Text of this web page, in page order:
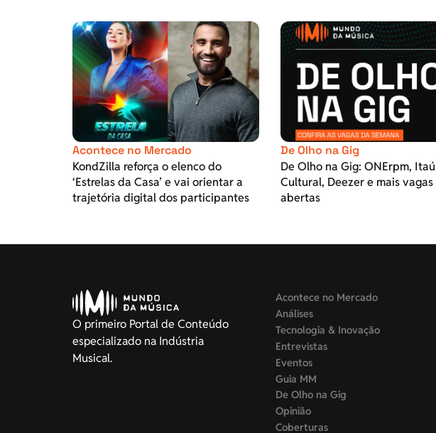
Acontece no Mercado
KondZilla reforça o elenco do
‘Estrelas da Casa’ e vai orientar a
trajetória digital dos participantes
De Olho na Gig
De Olho na Gig: ONErpm, Itaú
Cultural, Deezer e mais vagas
abertas
O primeiro Portal de Conteúdo
especializado na Indústria
Musical.
Acontece no Mercado
Análises
Tecnologia & Inovação
Entrevistas
Eventos
Guia MM
De Olho na Gig
Opinião
Coberturas